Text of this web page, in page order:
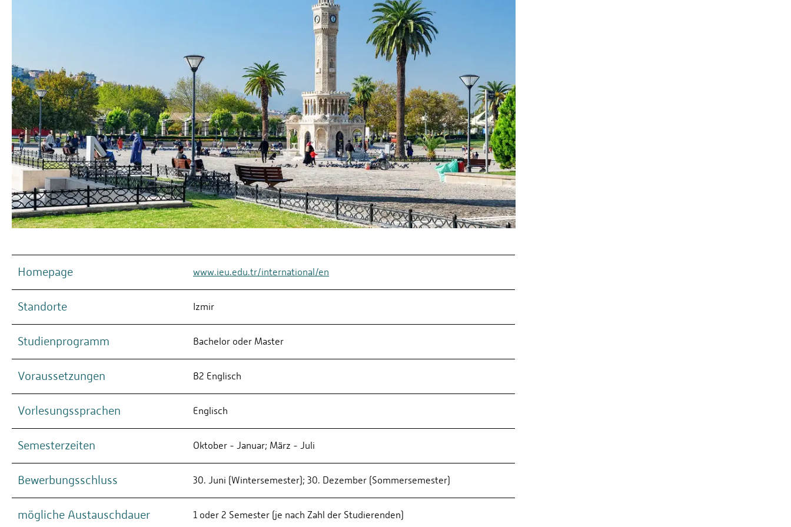
Homepage www.ieu.edu.tr/international/en
Standorte Izmir
Studienprogramm Bachelor oder Master
Voraussetzungen B2 Englisch
Vorlesungssprachen Englisch
Semesterzeiten Oktober - Januar; März - Juli
Bewerbungsschluss 30. Juni (Wintersemester); 30. Dezember (Sommersemester)
mögliche Austauschdauer 1 oder 2 Semester (je nach Zahl der Studierenden)